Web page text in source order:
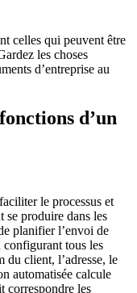
celles qui peuvent être
les choses
d’entreprise au
d’un
le processus et
se produire dans les
planifier l’envoi de
configurant tous les
du client, l’adresse, le
automatisée calcule
correspondre les